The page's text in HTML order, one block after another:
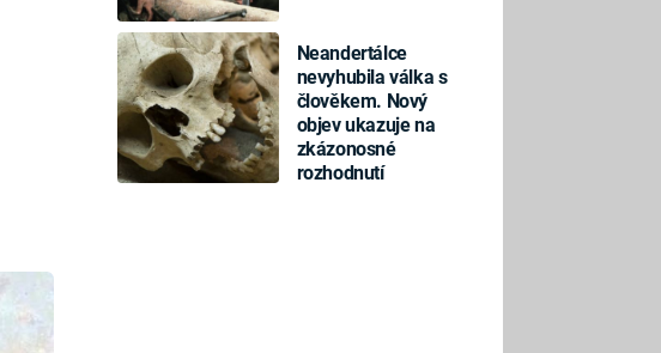
Neandertálce
nevyhubila válka s
člověkem. Nový
objev ukazuje na
zkázonosné
rozhodnutí